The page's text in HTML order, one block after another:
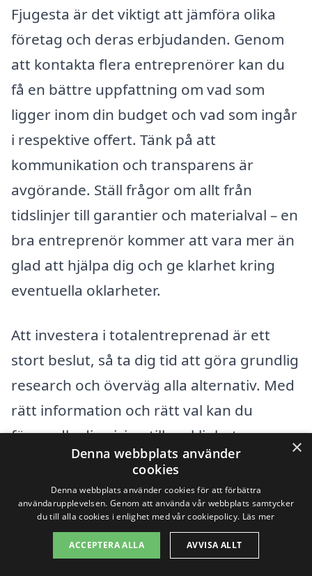
Fjugesta är det viktigt att jämföra olika
företag och deras erbjudanden. Genom
att kontakta flera entreprenörer kan du
få en bättre uppfattning om vad som
ligger inom din budget och vad som ingår
i respektive offert. Tänk på att
kommunikation och transparens är
avgörande. Ställ frågor om allt från
tidslinjer till garantier och materialval – en
bra entreprenör kommer att vara mer än
glad att hjälpa dig och ge klarhet kring
eventuella oklarheter.
Att investera i totalentreprenad är ett
stort beslut, så ta dig tid att göra grundlig
research och överväg alla alternativ. Med
rätt information och rätt val kan du
förvandla din vision till verklighet.
Få 3 erbjudanden, gratis och utan
förpliktelser
×
Denna webbplats använder
cookies
Denna webbplats använder cookies för att förbättra
användarupplevelsen. Genom att använda vår webbplats samtycker
du till alla cookies i enlighet med vår cookiepolicy. Läs mer
ACCEPTERA ALLA AVVISA ALLT